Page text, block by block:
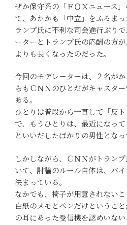
ぜか保守系の「ＦＯＸニュース
て、あたかも「中立」をふるま
ランプ氏に不利な司会進行ぶり
ーターとトランプ氏の応酬の方
よりも長くなったのだった。
今回のモデレーターは、２名が
らもＣＮＮのひとだがキャスタ
ある。
ひとりは普段から一貫して「反
で、もうひとりは、最近になって
といいだしたばかりの男性となっ
しかしながら、ＣＮＮがトラン
いて、討論のルール自体は、バ
決まっている。
なかでも、椅子が用意されない
白紙のメモとペンだけというこ
の耳にあった受信機を認めいな